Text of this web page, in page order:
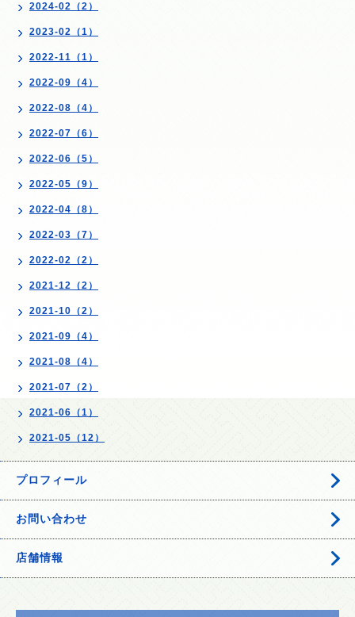
2024-02（2）
2023-02（1）
2022-11（1）
2022-09（4）
2022-08（4）
2022-07（6）
2022-06（5）
2022-05（9）
2022-04（8）
2022-03（7）
2022-02（2）
2021-12（2）
2021-10（2）
2021-09（4）
2021-08（4）
2021-07（2）
2021-06（1）
2021-05（12）
プロフィール
お問い合わせ
店舗情報